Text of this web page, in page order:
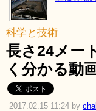
科学と技術
長さ24メー
く分かる動
2017.02.15 11:24 by